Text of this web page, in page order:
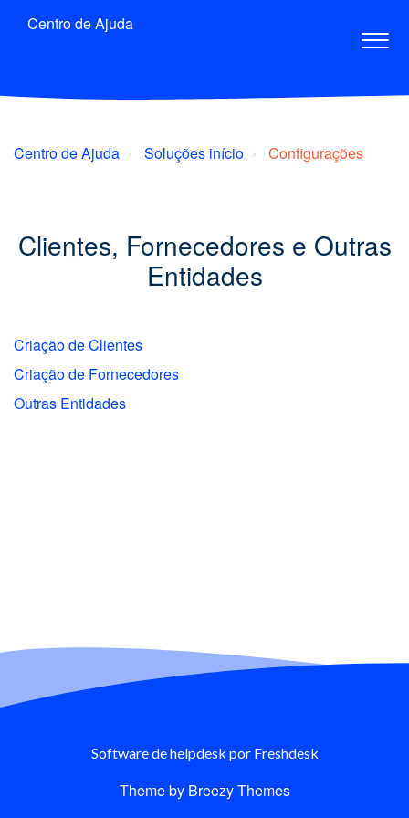
Centro de Ajuda
Centro de Ajuda Soluções início Configurações
Clientes, Fornecedores e Outras
Entidades
Criação de Clientes
Criação de Fornecedores
Outras Entidades
Software de helpdesk por Freshdesk
Theme by Breezy Themes